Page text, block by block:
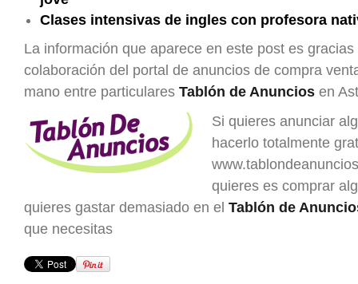
Clases intensivas de ingles con profesora
La información que aparece en este post es gracias
colaboración del portal de anuncios de compra
mano entre particulares Tablón de Anuncios en
Si quieres anunciar
hacerlo totalmente
quieres es comprar
quieres gastar demasiado en el Tablón de
que necesitas